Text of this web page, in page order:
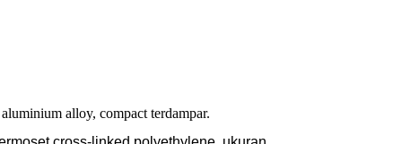
alloy, compact terdampar.